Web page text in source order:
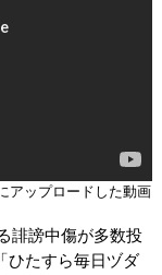
アップロードした動画
誹謗中傷が多数投
ひたすら毎日ヅダ